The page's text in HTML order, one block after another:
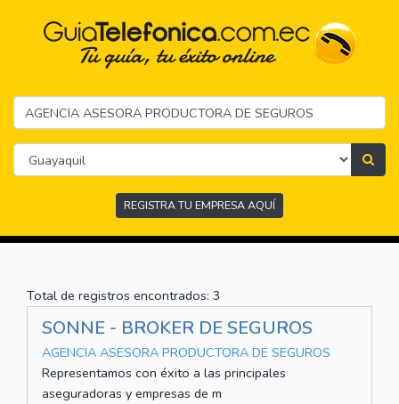
REGISTRA TU EMPRESA AQUÍ
Total de registros encontrados: 3
SONNE - BROKER DE SEGUROS
AGENCIA ASESORA PRODUCTORA DE SEGUROS
Representamos con éxito a las principales
aseguradoras y empresas de m